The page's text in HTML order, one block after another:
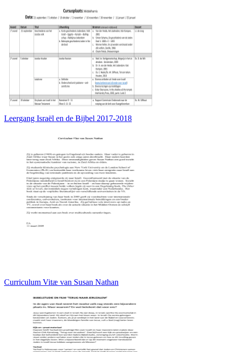
Leergang Israël en de Bijbel 2017-2018
Curriculum Vitæ van Susan Nathan